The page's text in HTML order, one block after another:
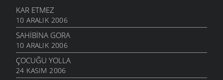
KAR ETMEZ
10 ARALIK 2006
SAHIBINA GORA
10 ARALIK 2006
ÇOCUĞU YOLLA
24 KASIM 2006